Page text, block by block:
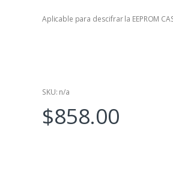
u
Aplicable para descifrar la EEPROM
SKU: n/a
$858.00